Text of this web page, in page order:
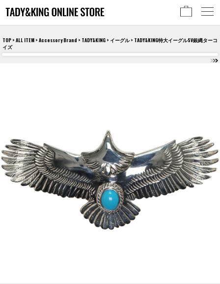
TOP > ALL ITEM > Accessory Brand > TADY&KING > イーグル> TADY&KING特大イーグルSV銀縄ターコ
イズ